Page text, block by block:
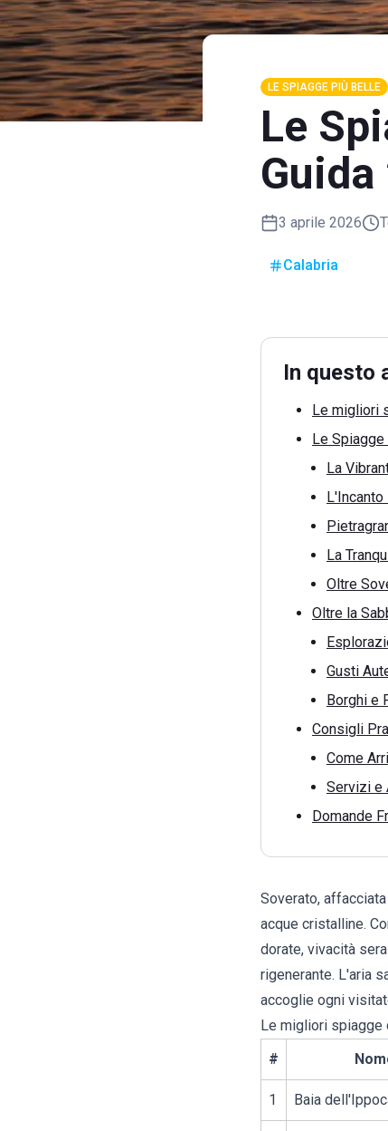
LE SPIAGGE PIÙ BELLE
Le
3 aprile 2026
Calabria
In questo
Le migliori
Le
La
La
Oltre
Oltre la
Gusti
Borghi e
Consigli
Come
Servizi e
Domande
Soverato,
acque cristalline.
dorate, vivacità
rigenerante. L'aria
accoglie ogni
Le migliori spiagge
#
1 Baia